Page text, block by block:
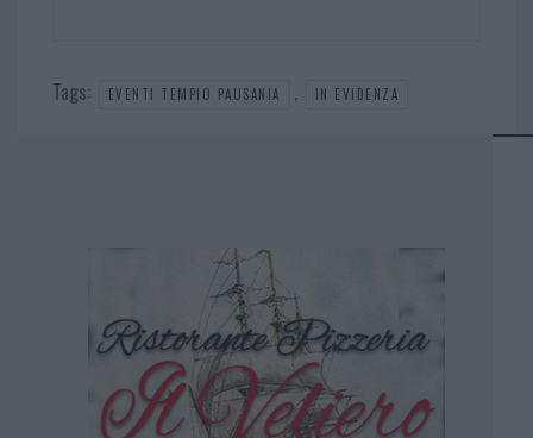
Tags: EVENTI TEMPIO PAUSANIA , IN EVIDENZA